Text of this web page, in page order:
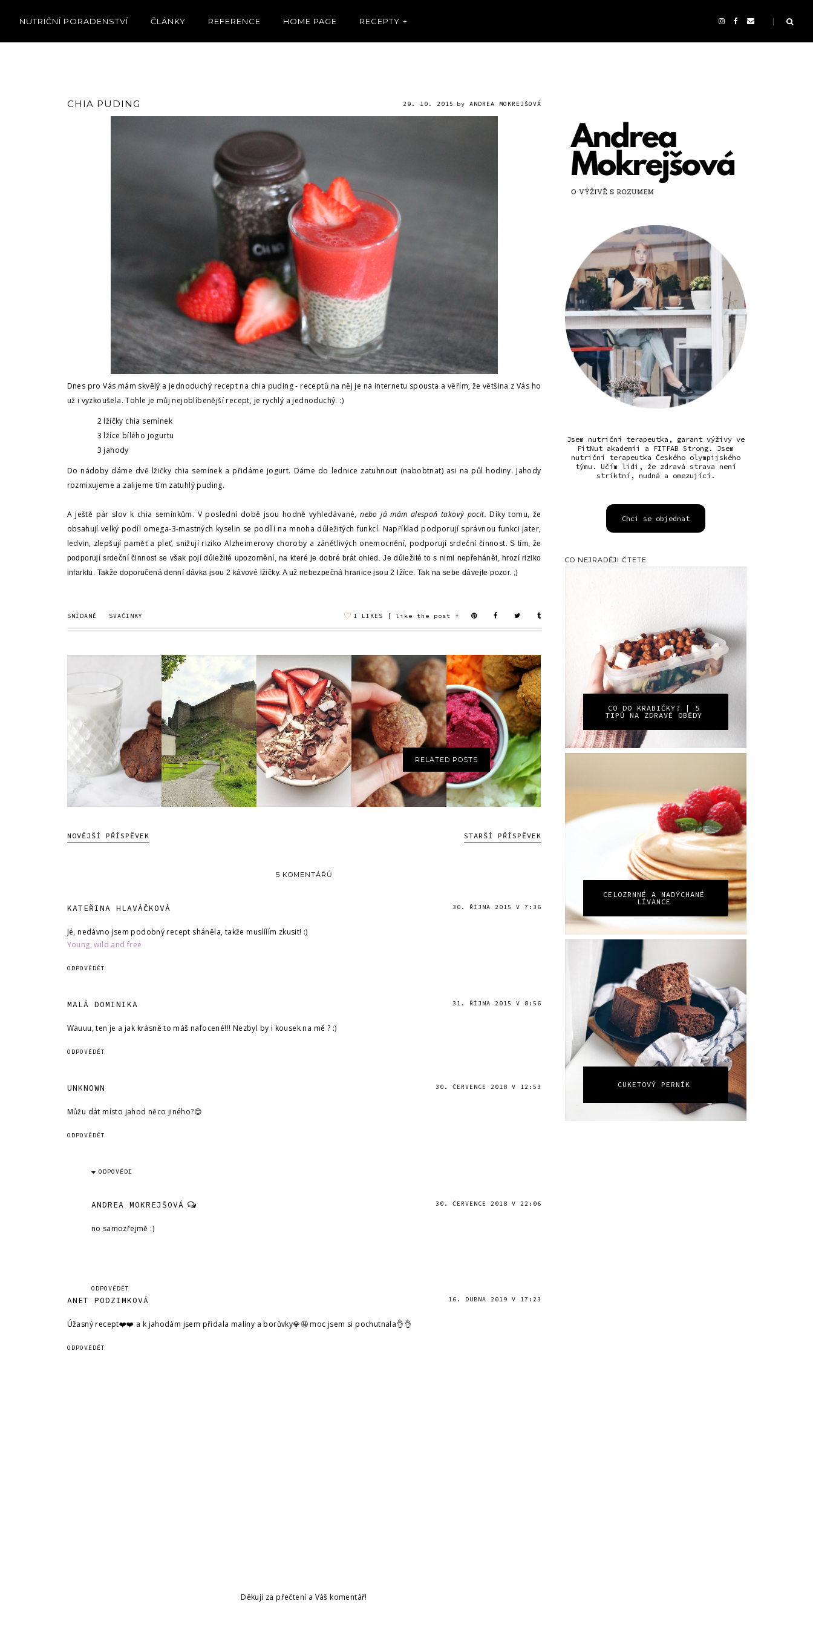
NUTRIČNÍ PORADENSTVÍ ČLÁNKY REFERENCE HOME PAGE RECEPTY
CHIA PUDING by ANDREA MOKREJŠOVÁ
29. 10. 2015
Dnes pro Vás mám skvělý a jednoduchý recept na chia puding - receptů na něj je na internetu spousta a věřím, že většina z Vás ho
už i vyzkoušela. Tohle je můj nejoblíbenější recept, je rychlý a jednoduchý. :)
2 lžičky chia semínek
3 lžíce bílého jogurtu
3 jahody
Do nádoby dáme dvě lžičky chia semínek a přidáme jogurt. Dáme do lednice zatuhnout (nabobtnat) asi na půl hodiny. Jahody
rozmixujeme a zalijeme tím zatuhlý puding.
A ještě pár slov k chia semínkům. V poslední době jsou hodně vyhledávané,nebo já mám alespoň takový pocit.Díky tomu, že
obsahují velký podíl omega-3-mastných kyselin se podílí na mnoha důležitých funkcí. Například podporují správnou funkci jater,
ledvin, zlepšují paměť a pleť, snižují riziko Alzheimerovy choroby a zánětlivých onemocnění, podporují srdeční činnost.S tím, že
podporují srdeční činnost se však pojí důležité upozornění, na které je dobré brát ohled. Je důležité to s nimi nepřehánět, hrozí riziko
infarktu. Takže doporučená denní dávka jsou 2 kávové lžičky. A už nebezpečná hranice jsou 2 lžíce. Tak na sebe dávejte pozor. ;)
SNÍDANĚ SVAČINKY 1
RELATED POSTS
ARAŠÍDOVÉ
SUŠENKY
JAKÉ DOBROTY S
SEBOU NA PIKNIK?
| T...
BANANA CREAM |
OVOCNÁ
ZMRZLINA
PEANUT VANILLA
PROTEIN BALLS
HUMMUS Z
ČERVENÉ ŘEPY
NOVĚJŠÍ PŘÍSPĚVEK STARŠÍ PŘÍSPĚVEK
5 KOMENTÁŘŮ
KATEŘINA HLAVÁČKOVÁ 30. ŘÍJNA 2015 V 7:36
Jé, nedávno jsem podobný recept sháněla, takže musíííím zkusit! :)
Young, wild and free
ODPOVĚDĚT
MALÁ DOMINIKA 31. ŘÍJNA 2015 V 8:56
Wauuu, ten je a jak krásně to máš nafocené!!! Nezbyl by i kousek na mě ? :)
ODPOVĚDĚT
UNKNOWN 30. ČERVENCE 2018 V 12:53
Můžu dát místo jahod něco jiného?😊
ODPOVĚDĚT
ODPOVĚDI
ANDREA MOKREJŠOVÁ 30. ČERVENCE 2018 V 22:06
no samozřejmě :)
ODPOVĚDĚT
ANET PODZIMKOVÁ 16. DUBNA 2019 V 17:23
Úžasný recept❤️❤️ a k jahodám jsem přidala maliny a borůvky💎🤤 moc jsem si pochutnala👌👌
ODPOVĚDĚT
Děkuji za přečtení a Váš komentář!
Jsem nutriční terapeutka, garant výživy ve
FitNut akademii a FITFAB Strong. Jsem
nutriční terapeutka Českého olympijského
týmu. Učím lidi, že zdravá strava není
striktní, nudná a omezující.
Chci se objednat
CO NEJRADĚJI ČTETE
CO DO KRABIČKY? | 5
TIPŮ NA ZDRAVÉ OBĚDY
CELOZRNNÉ A NADÝCHANÉ
LÍVANCE
CUKETOVÝ PERNÍK